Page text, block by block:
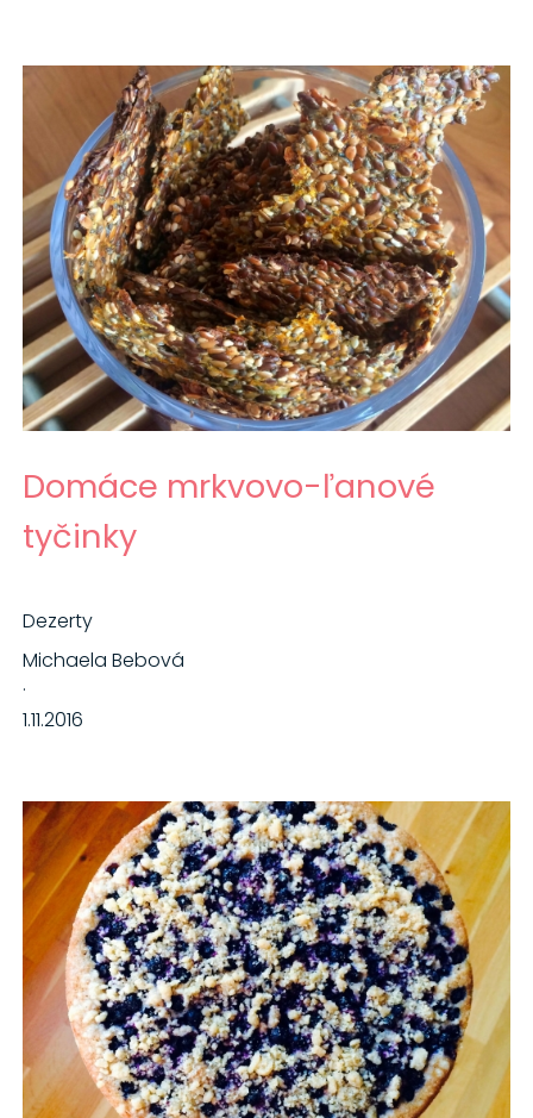
Domáce mrkvovo-ľanové
tyčinky
Dezerty
Michaela Bebová
·
1.11.2016